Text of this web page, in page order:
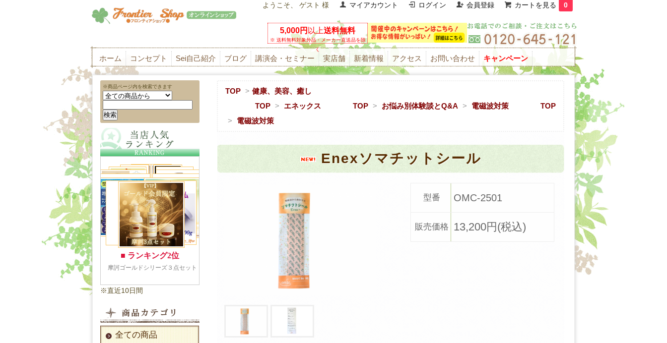
ようこそ、 ゲスト 様 マイアカウント ログイン 会員登録 カートを見る 0
5,000円 以上送料無料
※ 送料無料対象外品・メーカー直送品を除
く
ホーム コンセプト Sei自己紹介 ブログ 講演会・セミナー 実店舗 新着情報 アクセス お問い合わせ キャンペーン
※商品ページ内を検索できます
※直近10日間
全ての商品
TOP > 健康、美容、癒し
TOP > エネックス TOP > お悩み別体験談とQ&A > 電磁波対策
TOP
>
電磁波対策
Enexソマチットシール
型番 OMC-2501
販売価格 13,200円(税込)